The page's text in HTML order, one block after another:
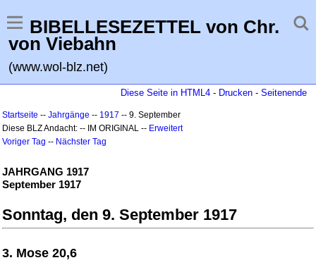
BIBELLESEZETTEL von Chr.
von Viebahn
(www.wol-blz.net)
Diese Seite in HTML4 - Drucken - Seitenende
Startseite -- Jahrgänge -- 1917 -- 9. September
Diese BLZ Andacht: -- IM ORIGINAL -- Erweitert
Voriger Tag -- Nächster Tag
JAHRGANG 1917
September 1917
Sonntag, den 9. September 1917
3. Mose 20,6